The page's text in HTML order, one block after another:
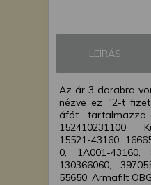
LEÍRÁS
Az ár 3 darabra
nézve ez "2-t
áfát tartalmazza.
152410231100,
15521-43160,
0, 1A001-43160,
130366060,
55650, Armafilt